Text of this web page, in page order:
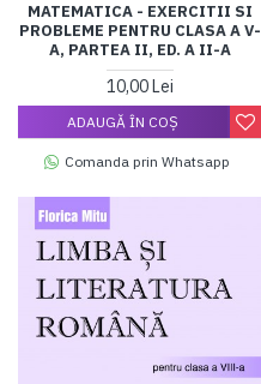
MATEMATICA - EXERCITII SI
PROBLEME PENTRU CLASA A V-
A, PARTEA II, ED. A II-A
10,00 Lei
ADAUGĂ ÎN COŞ
Comanda prin Whatsapp